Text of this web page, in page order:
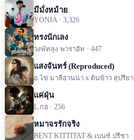
มีมั่งหม้าย
YONIA · 3,326
ทรงนักเลง
วงพัทลุง พาราฮัท · 447
แสงจันทร์ (Reproduced)
อ.ไข่ มาลีฮวนน่า x ต้นข้าว สุปรียา
แค่ฝุ่น
L.กฮ · 256
หมาจรรักจริง
BENT KITTITAT & เบนซ์ ปรีชา ·